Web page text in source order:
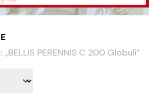
„BELLIS PERENNIS C 200 Globuli“